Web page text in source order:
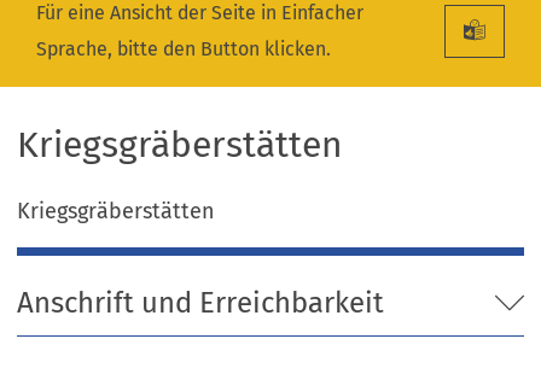
Für eine Ansicht der Seite in Einfacher
Sprache, bitte den Button klicken.
Kriegsgräberstätten
Kriegsgräberstätten
Anschrift und Erreichbarkeit